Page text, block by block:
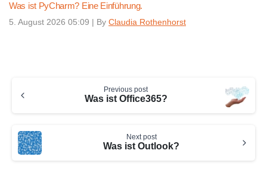
Was ist PyCharm? Eine Einführung.
5. August 2026 05:09 | By Claudia Rothenhorst
Reading
Previous post
Was ist Office365?
Next post
Was ist Outlook?